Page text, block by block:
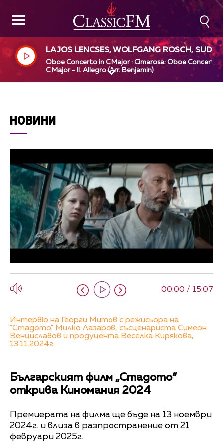
LAJOS LENCSES, WOLFGANG ROSCH,
STDEUTSCHES KAMMERORCHESTER
IM, PAUL ANGERER, DOMENICO CIMAROSA
Oboe Concerto in C Major : Cimarosa: Oboe Concerto
C Major - II. Allegro (Arr. Benjamin)
НОВИНИ
00:00 / 15:07
Интервю на Георги Митов с режисьора на
"Стадото" Милко Лазаров, съсценариста Симеон
Венциславов и продуцента Веселка Кирякова,
13.11.2024г.
Българският филм „Стадото“
открива Киномания 2024
Премиерата на филма ще бъде на 13 ноември
2024г. и влиза в разпространение от 21
февруари 2025г.